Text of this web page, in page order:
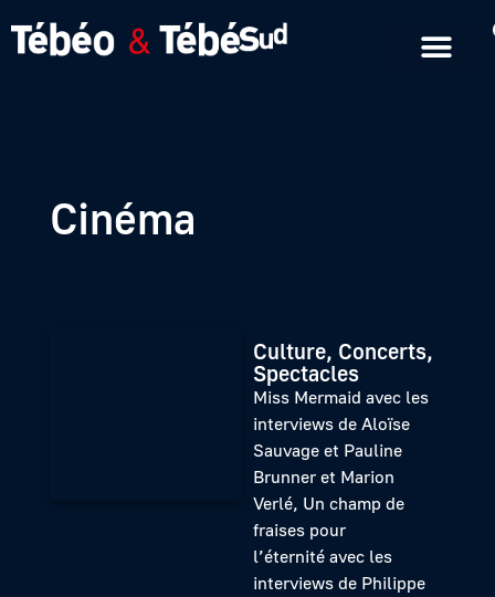
Cinéma
Culture, Concerts,
Spectacles
Miss Mermaid avec les
interviews de Aloïse
Sauvage et Pauline
Brunner et Marion
Verlé, Un champ de
fraises pour
l’éternité avec les
interviews de Philippe